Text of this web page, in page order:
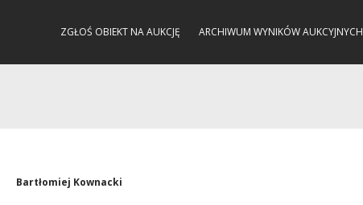
ZGŁOŚ OBIEKT NA AUKCJĘ ARCHIWUM WYNIKÓW AUKCYJNYCH
Bartłomiej Kownacki